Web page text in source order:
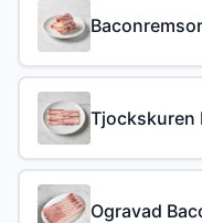
Baconremsor
Tjockskuren
Ogravad